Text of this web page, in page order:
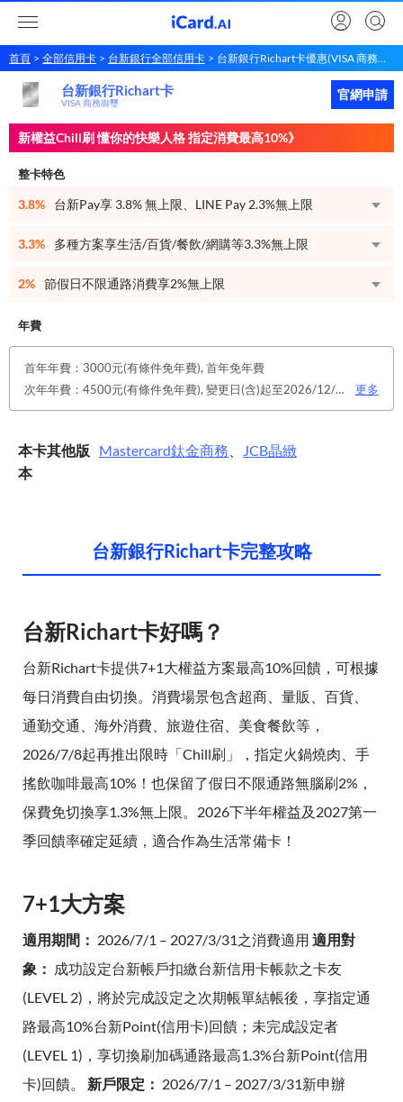
首頁 全部信用卡 台新銀行全部信用卡 台新銀行Richart卡優惠(VISA 商務御璽)
台新銀行Richart卡 立即申請
台新銀行Richart卡
VISA 商務御璽
官網申請
新權益Chill刷 懂你的快樂人格 指定消費最高10%》
整卡特色
3.8% 台新Pay享 3.8% 無上限、LINE Pay 2.3%無上限
3.3% 多種方案享生活/百貨/餐飲/網購等3.3%無上限
2% 節假日不限通路消費享2%無上限
年費
首年年費：3000元(有條件免年費), 首年免年費
次年年費：4500元(有條件免年費), 變更日(含)起至2026/12/31止，符合原卡別之免年費消費條件 或 使用台新信用卡數位帳單(包含電子/行動帳單)且生效，即享免年費優惠。
更多
本卡其他版
本
Mastercard鈦金商務 JCB晶緻
台新銀行Richart卡完整攻略
台新Richart卡好嗎？
台新Richart卡提供7+1大權益方案最高10%回饋，可根據
每日消費自由切換。消費場景包含超商、量販、百貨、
通勤交通、海外消費、旅遊住宿、美食餐飲等，
2026/7/8起再推出限時「Chill刷」，指定火鍋燒肉、手
搖飲咖啡最高10%！也保留了假日不限通路無腦刷2%，
保費免切換享1.3%無上限。2026下半年權益及2027第一
季回饋率確定延續，適合作為生活常備卡！
7+1大方案
適用期間： 2026/7/1 – 2027/3/31之消費適用 適用對
象： 成功設定台新帳戶扣繳台新信用卡帳款之卡友
(LEVEL 2)，將於完成設定之次期帳單結帳後，享指定通
路最高10%台新Point(信用卡)回饋；未完成設定者
(LEVEL 1)，享切換刷加碼通路最高1.3%台新Point(信用
卡)回饋。 新戶限定： 2026/7/1 – 2027/3/31新申辦